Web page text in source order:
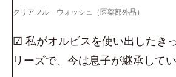
クリアフル ウォッシュ（医薬部外品）
☑ 私がオルビスを使い出したき
リーズで、今は息子が継承してい